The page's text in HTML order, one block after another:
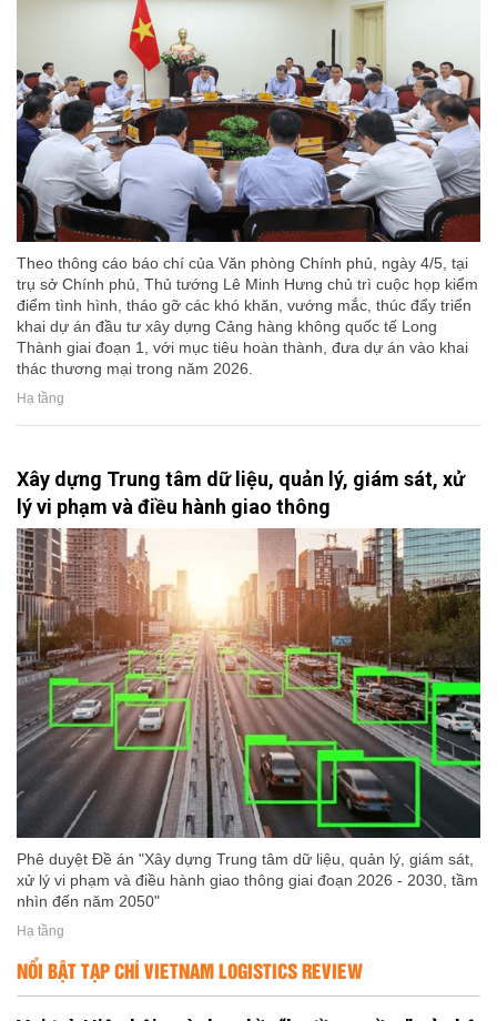
Theo thông cáo báo chí của Văn phòng Chính phủ, ngày 4/5, tại
trụ sở Chính phủ, Thủ tướng Lê Minh Hưng chủ trì cuộc họp kiểm
điểm tình hình, tháo gỡ các khó khăn, vướng mắc, thúc đẩy triển
khai dự án đầu tư xây dựng Cảng hàng không quốc tế Long
Thành giai đoạn 1, với mục tiêu hoàn thành, đưa dự án vào khai
thác thương mại trong năm 2026.
Hạ tầng
Xây dựng Trung tâm dữ liệu, quản lý, giám sát, xử
lý vi phạm và điều hành giao thông
Phê duyệt Đề án "Xây dựng Trung tâm dữ liệu, quản lý, giám sát,
xử lý vi phạm và điều hành giao thông giai đoạn 2026 - 2030, tầm
nhìn đến năm 2050"
Hạ tầng
NỔI BẬT TẠP CHÍ VIETNAM LOGISTICS REVIEW